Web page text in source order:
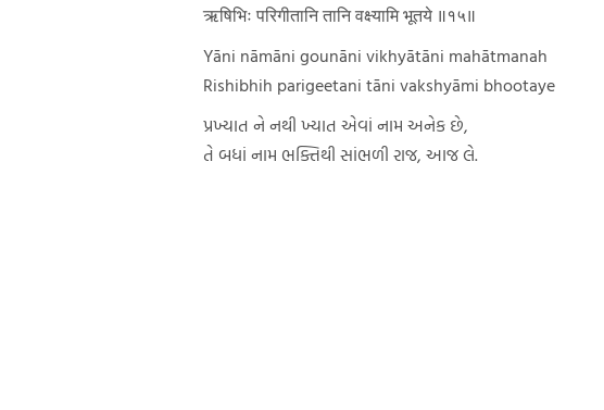
ऋषिभिः परिगीतानि तानि वक्ष्यामि भूतये ॥१५॥
Yāni nāmāni gounāni vikhyātāni mahātmanah
Rishibhih parigeetani tāni vakshyāmi bhootaye
પ્રખ્યાત ને નથી ખ્યાત એવાં નામ અનેક છે,
તે બધાં નામ ભક્તિથી સાંભળી રાજ, આજ લે.